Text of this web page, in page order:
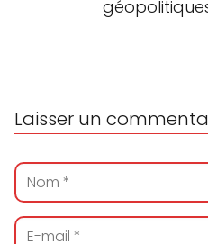
Laisser un